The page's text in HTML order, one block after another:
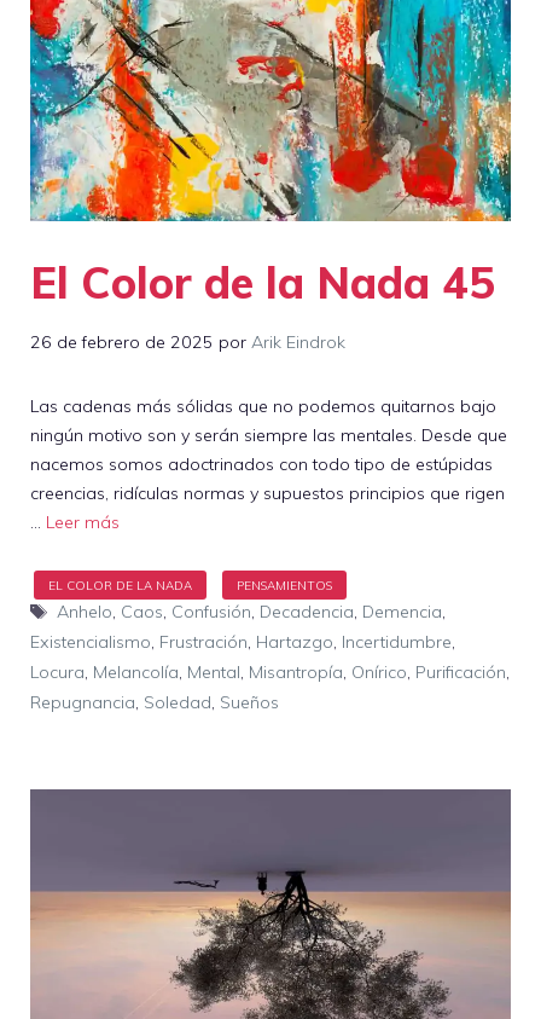
El Color de la Nada 45
26 de febrero de 2025 por Arik Eindrok
Las cadenas más sólidas que no podemos quitarnos bajo
ningún motivo son y serán siempre las mentales. Desde que
nacemos somos adoctrinados con todo tipo de estúpidas
creencias, ridículas normas y supuestos principios que rigen
… Leer más
Etiquetas
Anhelo, Caos, Confusión, Decadencia, Demencia,
Existencialismo, Frustración, Hartazgo, Incertidumbre,
Locura, Melancolía, Mental, Misantropía, Onírico, Purificación,
Repugnancia, Soledad, Sueños